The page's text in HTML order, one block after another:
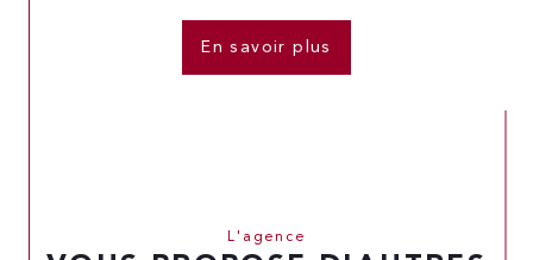
En savoir plus
L'agence